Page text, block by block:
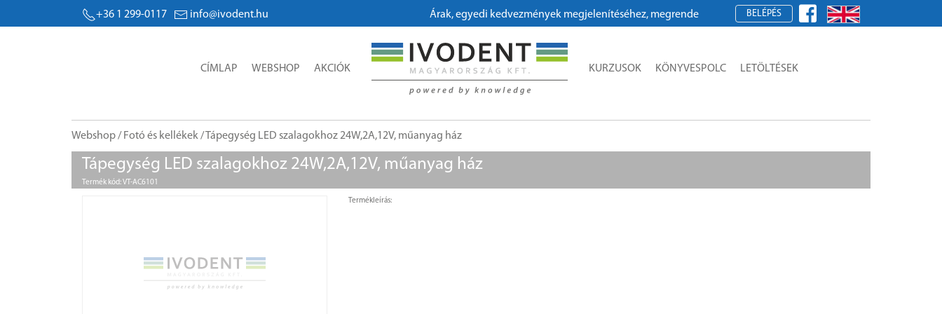
+36 1 299-0117 info@ivodent.hu Árak, egyedi kedvezmények megjelenítéséhez, megrendeléshez kérjük, regisztráljon!
BELÉPÉS
CÍMLAP WEBSHOP AKCIÓK KURZUSOK KÖNYVESPOLC LETÖLTÉSEK
Webshop/ Fotó és kellékek/ Tápegység LED szalagokhoz 24W,2A,12V, műanyag ház
Tápegység LED szalagokhoz 24W,2A,12V, műanyag ház
Termék kód: VT-AC6101
Termékleírás: